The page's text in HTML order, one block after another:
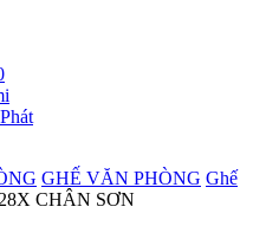
GHẾ VĂN PHÒNG Ghế
CHÂN SƠN